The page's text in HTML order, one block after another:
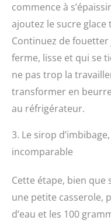
commence à
ajoutez le sucre glace
Continuez de fouetter
ferme, lisse et qui se
ne pas trop la
transformer en
au réfrigérateur.
3. Le sirop
incomparable
Cette étape, bien que
une petite casserole,
d’eau et les 100